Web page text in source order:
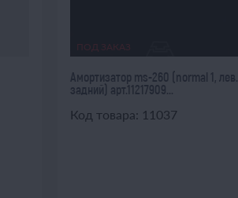
ПОД ЗАКАЗ
Амортизатор ms-260 (normal 1, лев.
задний) арт.11217909...
Код товара: 11037